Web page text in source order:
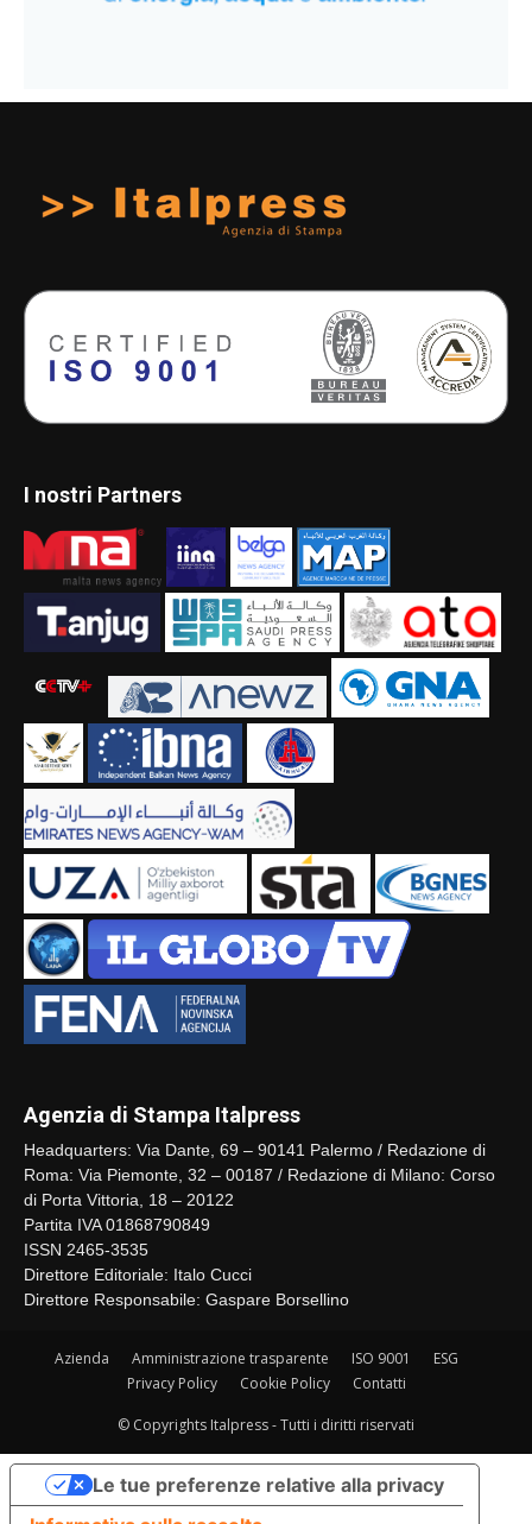
I nostri Partners
Agenzia di Stampa Italpress
Headquarters: Via Dante, 69 – 90141 Palermo / Redazione di
Roma: Via Piemonte, 32 – 00187 / Redazione di Milano: Corso
di Porta Vittoria, 18 – 20122
Partita IVA 01868790849
ISSN 2465-3535
Direttore Editoriale: Italo Cucci
Direttore Responsabile: Gaspare Borsellino
Azienda Amministrazione trasparente ISO 9001
ESG
Privacy Policy
Cookie Policy Contatti
© Copyrights Italpress - Tutti i diritti riservati
Le tue preferenze relative alla privacy